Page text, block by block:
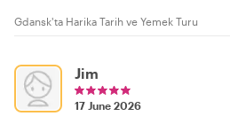
Gdansk'ta Harika Tarih ve Yemek Turu
Jim
17 June 2026